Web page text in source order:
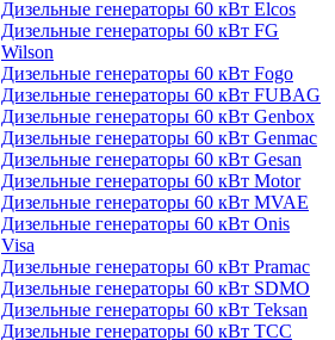
Дизельные генераторы 60 кВт Elcos
Дизельные генераторы 60 кВт FG
Wilson
Дизельные генераторы 60 кВт Fogo
Дизельные генераторы 60 кВт FUBAG
Дизельные генераторы 60 кВт Genbox
Дизельные генераторы 60 кВт Genmac
Дизельные генераторы 60 кВт Gesan
Дизельные генераторы 60 кВт Motor
Дизельные генераторы 60 кВт MVAE
Дизельные генераторы 60 кВт Onis
Visa
Дизельные генераторы 60 кВт Pramac
Дизельные генераторы 60 кВт SDMO
Дизельные генераторы 60 кВт Teksan
Дизельные генераторы 60 кВт ТСС